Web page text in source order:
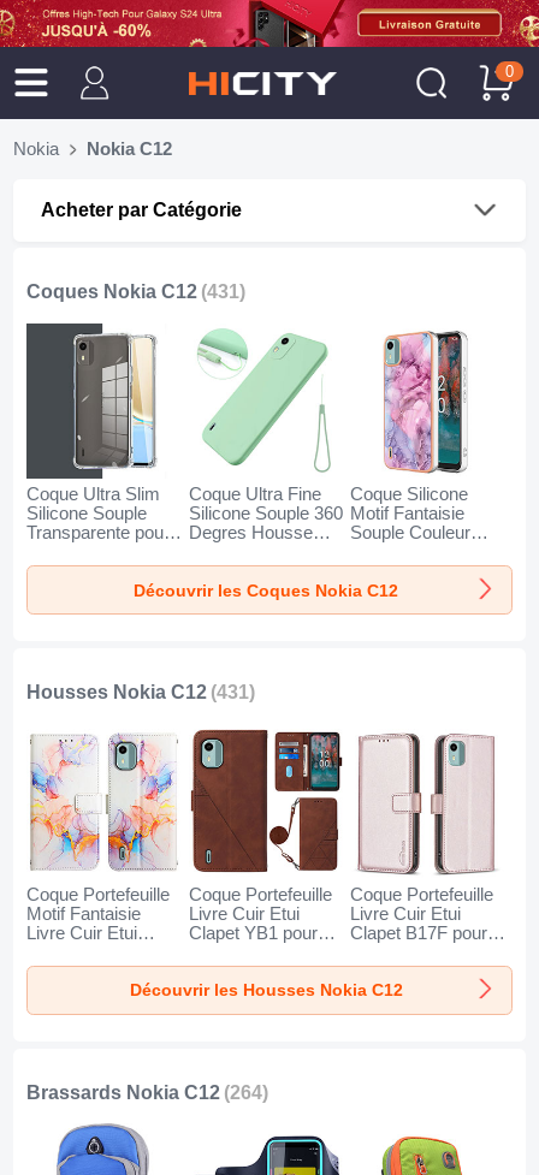
0
Nokia Nokia C12
Acheter par Catégorie
Coques Nokia C12 (431)
Coque Ultra Slim
Silicone Souple
Transparente pour
Coque Ultra Fine
Silicone Souple 360
Degres Housse
C12 Vert
Coque Silicone
Motif Fantaisie
Souple Couleur
YB7 pour Nokia
C12 Violet Clair
Découvrir les Coques Nokia C12
Housses Nokia C12 (431)
Coque Portefeuille
Motif Fantaisie
Livre Cuir Etui
Nokia C12 Bleu
Coque Portefeuille
Livre Cuir Etui
Clapet YB1 pour
Coque Portefeuille
Livre Cuir Etui
Clapet B17F pour
Découvrir les Housses Nokia C12
Brassards Nokia C12 (264)